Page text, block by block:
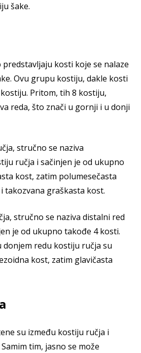
šake.
kosti koje se nalaze
Ovu grupu kostiju, dakle kosti
Pritom, tih 8 kostiju,
reda, što znači u gornji i u donji
stručno se naziva
ručja i sačinjen je od ukupno
kost, zatim polumesečasta
graškasta kost.
stručno se naziva distalni red
je od ukupno takođe 4 kosti.
donjem redu kostiju ručja su
kost, zatim glavičasta
su između kostiju ručja i
tim, jasno se može